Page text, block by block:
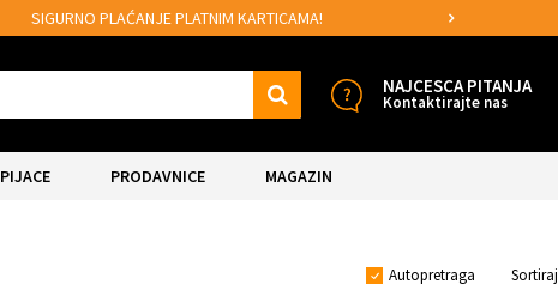
SIGURNO PLAĆANJE PLATNIM KARTICAMA!
NAJCESCA PITANJA
Kontaktirajte nas
PIJACE PRODAVNICE MAGAZIN
Autopretraga Sortiraj